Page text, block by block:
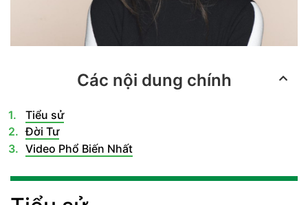
Các nội dung chính
Tiểu sử
Đời Tư
Video Phổ Biến Nhất